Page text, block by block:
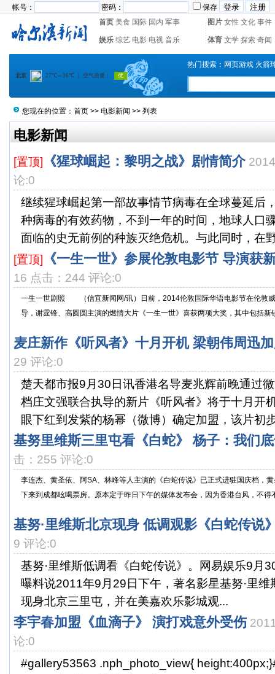
帐号： 密码：
保存
首页 美食 国际 国内 军事 图片 女性 文化 事件
娱乐 综艺 电影 电视 音乐 体育 文学 探索 奇闻
热门搜索： 网页游戏 火箭
您现在的位置： 首页 >> 电影新闻 >> 列表
电影新闻
[置顶] 《猩球崛起：黎明之战》剧情简介
论:0
继续猩球崛起第一部故事情节病毒在全球蔓延后
种病毒的有效药物，不到一年的时间，地球人口
面临的史无前例的种族灭绝危机。与此同时，在
[置顶]
《一生一世》参展伦敦电影节 导演获
16 点击：244 评论:0
一生一世剧照 （信宜新闻网/讯）日前，2014伦敦国际华语电影节在伦敦
导，谢霆锋、高圆圆主演的燃情大片《一生一世》喜获两项大奖，其中包括新
麦庄新作《听风者》十月开机 梁朝伟周迅
29 评论:0
楚天都市报9月30日讯香港名导麦兆辉前晚通过
档庄文强联合执导的新片《听风者》将于十月开
眼下红到发紫的杨幂（微博）确定加盟，该片初
基努里维斯三里屯看《白蛇》 杨子：我们
击：255 评论:0
李连杰、黄圣依、阿SA、林峰等人主演的《白蛇传说》已正式进驻国庆档，
下来到成都吆喝票房。原本定于昨日下午的媒体发布会，因为香港台风，不得
基努·里维斯北京现身 低调观影《白蛇传说
9 评论:0
基努·里维斯低调看《白蛇传说》。网易娱乐9月
曝料说2011年9月29日下午，著名影星基努·里
现身北京三里屯，并在美嘉欢乐影城观...
李宇春加盟《血滴子》 演打戏意外受伤
论:0
#gallery53563 .nph_photo_view{